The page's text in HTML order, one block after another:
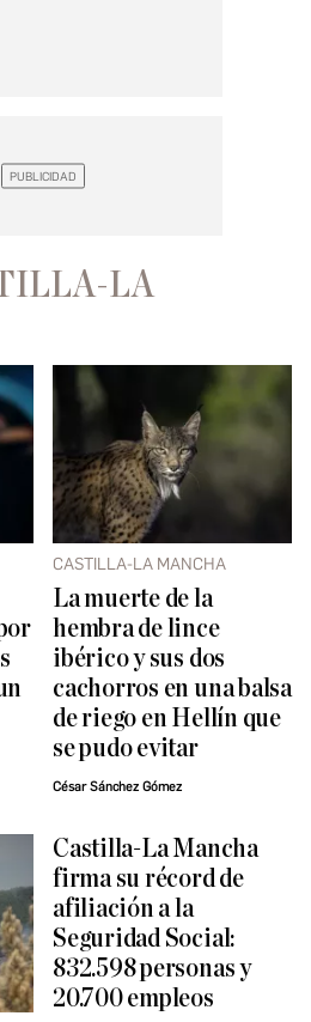
LA
CASTILLA-LA MANCHA
La muerte de la
hembra de lince
ibérico y sus dos
cachorros en una balsa
de riego en Hellín que
se pudo evitar
César Sánchez Gómez
Castilla-La Mancha
firma su récord de
afiliación a la
Seguridad Social:
832.598 personas y
20.700 empleos